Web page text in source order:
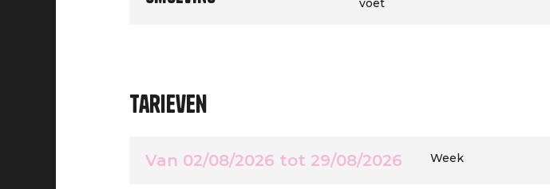
voet
Tarieven
Van 02/08/2026 tot 29/08/2026 Week